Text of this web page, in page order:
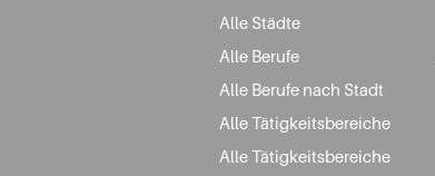
Alle Städte
Alle Berufe
Alle Berufe nach Stadt
Alle Tätigkeitsbereiche
Alle Tätigkeitsbereiche